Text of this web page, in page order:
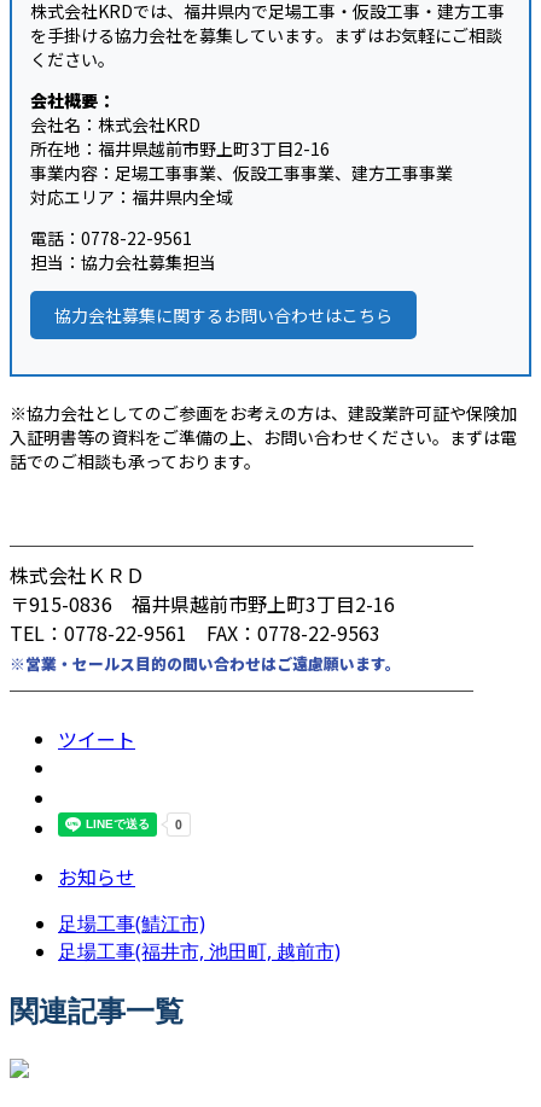
株式会社KRDでは、福井県内で足場工事・仮設工事・建方工事
を手掛ける協力会社を募集しています。まずはお気軽にご相談
ください。
会社概要：
会社名：株式会社KRD
所在地：福井県越前市野上町3丁目2-16
事業内容：足場工事事業、仮設工事事業、建方工事事業
対応エリア：福井県内全域
電話：0778-22-9561
担当：協力会社募集担当
協力会社募集に関するお問い合わせはこちら
※協力会社としてのご参画をお考えの方は、建設業許可証や保険加
入証明書等の資料をご準備の上、お問い合わせください。まずは電
話でのご相談も承っております。
────────────────────────
株式会社ＫＲＤ
〒915-0836 福井県越前市野上町3丁目2-16
TEL：0778-22-9561 FAX：0778-22-9563
※営業・セールス目的の問い合わせはご遠慮願います。
────────────────────────
ツイート
お知らせ
足場工事(鯖江市)
足場工事(福井市, 池田町, 越前市)
関連記事一覧